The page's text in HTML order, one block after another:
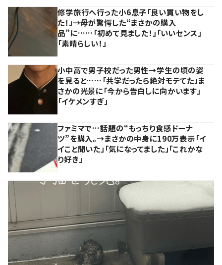
修学旅行へ行った小6息子「良い買い物をし
た！」→母が驚愕した“まさかの購入
品”に……「初めて見ました！」「いいセンス」
「素晴らしい！」
小中高で男子校だった男性→学生の頃の姿
を見ると……「共学だったら絶対モテてた」ま
さかの光景に「今から告白しに向かいます」
「イケメンすぎ」
ファミマで…話題の“もっちり食感ドーナ
ツ”を購入。→まさかの中身に190万表示「イ
イこと聞いた」「気になってました」「これかな
り好き」